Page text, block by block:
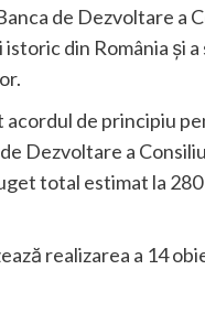
de Dezvoltare
din România şi
acordul de principiu
Dezvoltare a
total estimat la
realizarea a 14